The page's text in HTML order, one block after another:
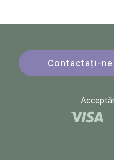
Contactați-ne